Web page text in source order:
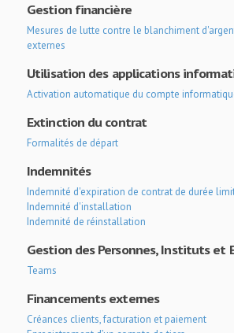
Gestion financière
Mesures de lutte contre le blanchiment
externes
Utilisation des applications
Activation automatique du compte
Extinction du contrat
Formalités de départ
Indemnités
Indemnité d'expiration de contrat de durée
Indemnité d'installation
Indemnité de réinstallation
Gestion des Personnes, Instituts et
Teams
Financements externes
Créances clients, facturation et paiement